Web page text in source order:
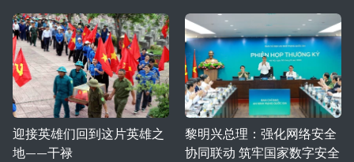
迎接英雄们回到这片英雄之
地——干禄
黎明兴总理：强化网络安全
协同联动 筑牢国家数字安全